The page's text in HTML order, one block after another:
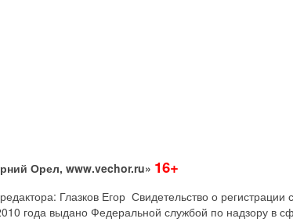
Орел, www.vechor.ru» 16+
Глазков Егор Свидетельство о
года выдано Федеральной службой по надзору в